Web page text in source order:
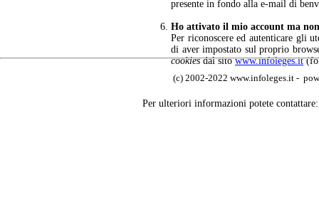
presente in fondo alla e-mail di
Ho attivato il mio account ma
Per riconoscere ed autenticare gli
di aver impostato sul proprio
cookiesdal sitowww.infoleges.it
Per ulteriori informazioni potete
(c) 2002-2022 www.infoleges.it -